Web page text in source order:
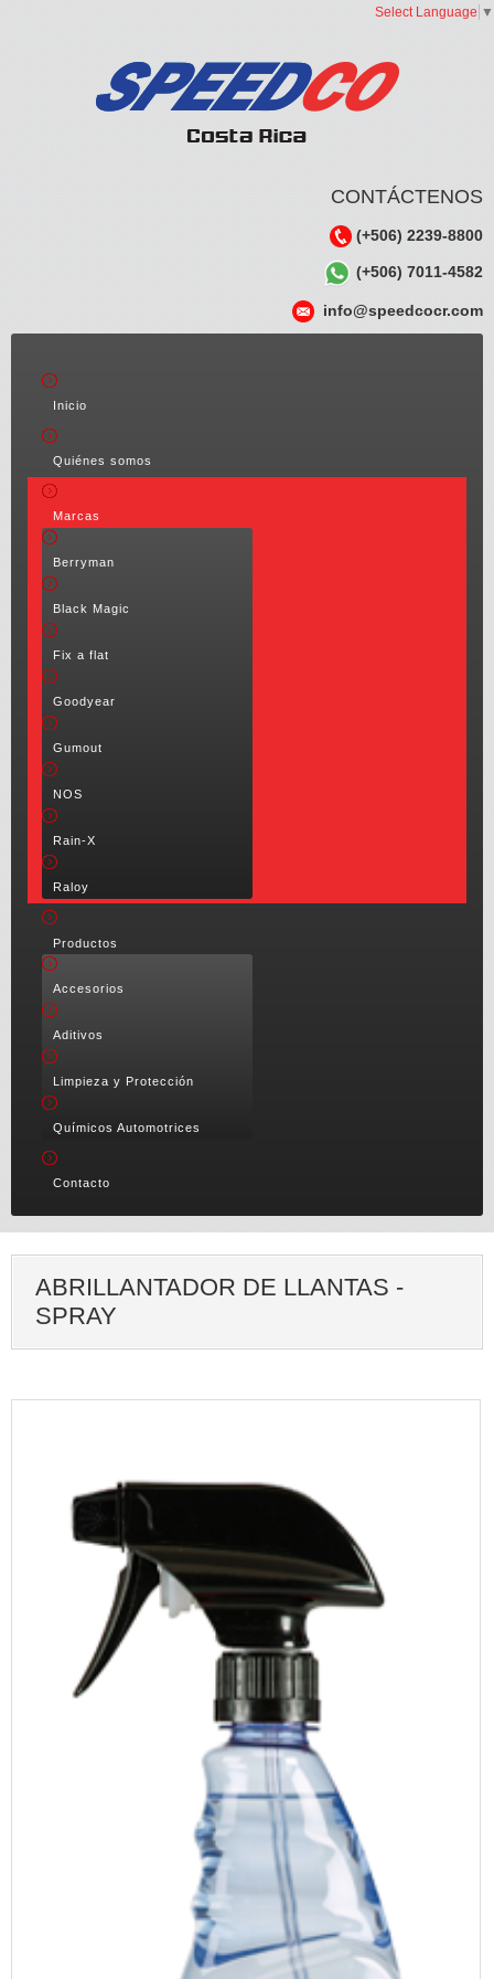
Select Language ▼
CONTÁCTENOS
(+506) 2239-8800
(+506) 7011-4582
info@speedcocr.com
Inicio
Quiénes somos
Marcas
Berryman
Black Magic
Fix a flat
Goodyear
Gumout
NOS
Rain-X
Raloy
Productos
Accesorios
Aditivos
Limpieza y Protección
Químicos Automotrices
Contacto
ABRILLANTADOR DE LLANTAS -
SPRAY